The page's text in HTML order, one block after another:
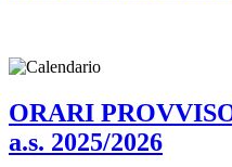
ORARI
a.s. 2025/2026